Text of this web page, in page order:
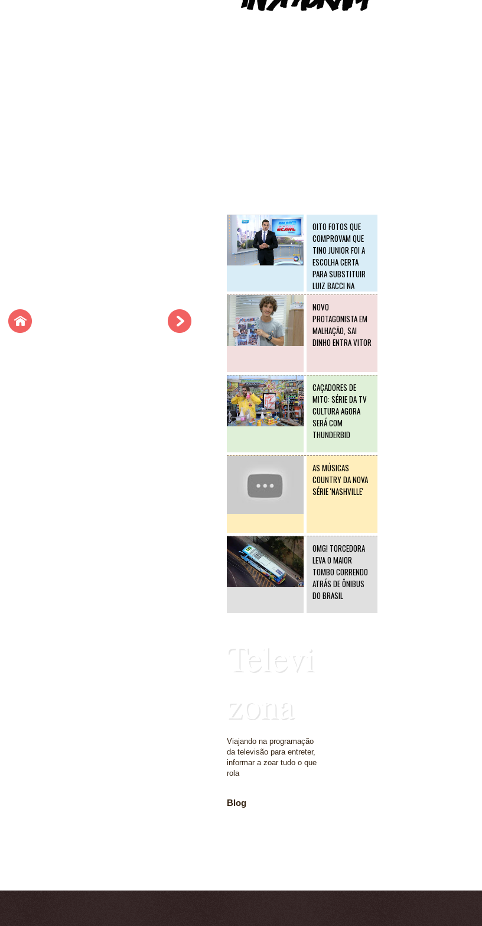
OITO FOTOS QUE
COMPROVAM QUE
TINO JUNIOR FOI A
ESCOLHA CERTA
PARA SUBSTITUIR
LUIZ BACCI NA
RECORD
NOVO
PROTAGONISTA EM
MALHAÇÃO, SAI
DINHO ENTRA VITOR
CAÇADORES DE
MITO: SÉRIE DA TV
CULTURA AGORA
SERÁ COM
THUNDERBID
AS MÚSICAS
COUNTRY DA NOVA
SÉRIE 'NASHVILLE'
OMG! TORCEDORA
LEVA O MAIOR
TOMBO CORRENDO
ATRÁS DE ÔNIBUS
DO BRASIL
Televi
zona
Viajando na programação
da televisão para entreter,
informar a zoar tudo o que
rola
Blog